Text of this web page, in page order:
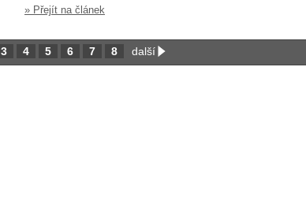
» Přejít na článek
3 4 5 6 7 8 další